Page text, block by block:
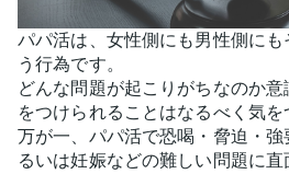
パパ活は、女性側にも男性側に
う行為です。
どんな問題が起こりがちなのか
をつけられることはなるべく気を
万が一、パパ活で恐喝・脅迫・
るいは妊娠などの難しい問題に